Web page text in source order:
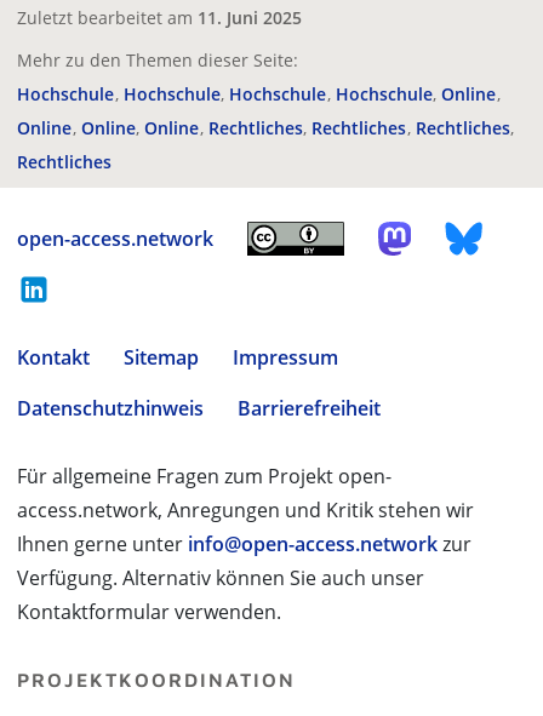
Zuletzt bearbeitet am 11. Juni 2025
Mehr zu den Themen dieser Seite:
Hochschule Hochschule Hochschule Hochschule Online
Online Online Online Rechtliches Rechtliches Rechtliches
Rechtliches
open-access.network
Kontakt Sitemap
Impressum
Datenschutzhinweis
Barrierefreiheit
Für allgemeine Fragen zum Projekt open-
access.network, Anregungen und Kritik stehen wir
Ihnen gerne unter info@open-access.networkzur
Verfügung. Alternativ können Sie auch unser
Kontaktformular verwenden.
PROJEKTKOORDINATION